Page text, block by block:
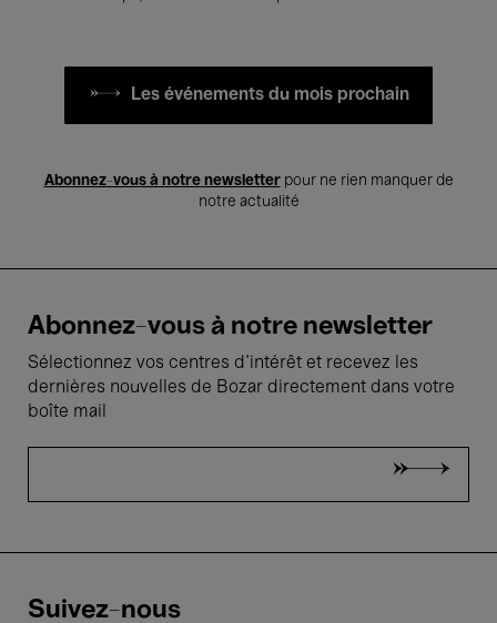
Les événements du mois prochain
Abonnez-vous à notre newsletterpour ne rien manquer de
notre actualité
Abonnez-vous à notre newsletter
Sélectionnez vos centres d'intérêt et recevez les
dernières nouvelles de Bozar directement dans votre
boîte mail
Suivez-nous